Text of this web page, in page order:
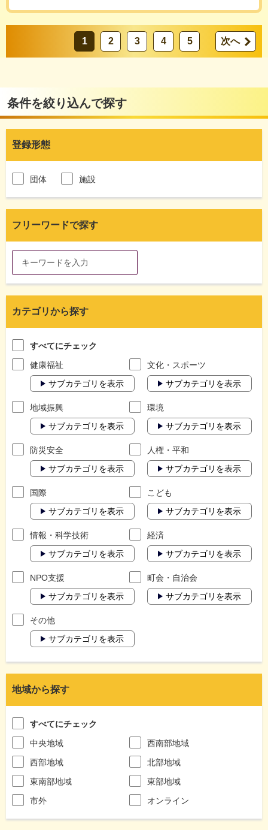
1 2 3 4 5 次へ
条件を絞り込んで探す
登録形態
団体 施設
フリーワードで探す
カテゴリから探す
すべてにチェック
健康福祉
サブカテゴリを表示
文化・スポーツ
サブカテゴリを表示
地域振興
サブカテゴリを表示
環境
サブカテゴリを表示
防災安全
サブカテゴリを表示
人権・平和
サブカテゴリを表示
国際
サブカテゴリを表示
こども
サブカテゴリを表示
情報・科学技術
サブカテゴリを表示
経済
サブカテゴリを表示
NPO支援
サブカテゴリを表示
町会・自治会
サブカテゴリを表示
その他
サブカテゴリを表示
地域から探す
すべてにチェック
中央地域
西南部地域
西部地域
北部地域
東南部地域
東部地域
市外
オンライン